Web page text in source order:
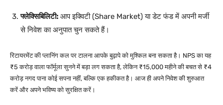
फ्लेक्सिबिलिटी: आप इक्विटी (Share Market) या डेट फंड में अपनी मर्जी
से निवेश का अनुपात चुन सकते हैं।
रिटायरमेंट की प्लानिंग कल पर टालना आपके बुढ़ापे को मुश्किल बना सकता है। NPS का यह
₹5 करोड़ वाला फॉर्मूला सुनने में बड़ा लग सकता है, लेकिन ₹15,000 महीने की बचत से ₹4
करोड़ नगद पाना कोई सपना नहीं, बल्कि एक हकीकत है। आज ही अपने निवेश की शुरुआत
करें और अपने भविष्य को सुरक्षित करें।